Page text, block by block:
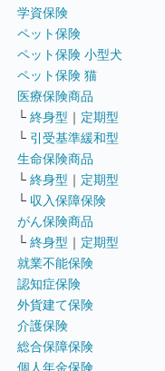
学資保険
ペット保険
ペット保険 小型犬
ペット保険 猫
医療保険商品
└ 終身型 ｜ 定期型
└ 引受基準緩和型
生命保険商品
└ 終身型 ｜ 定期型
└ 収入保障保険
がん保険商品
└ 終身型 ｜ 定期型
就業不能保険
認知症保険
外貨建て保険
介護保険
総合保障保険
個人年金保険